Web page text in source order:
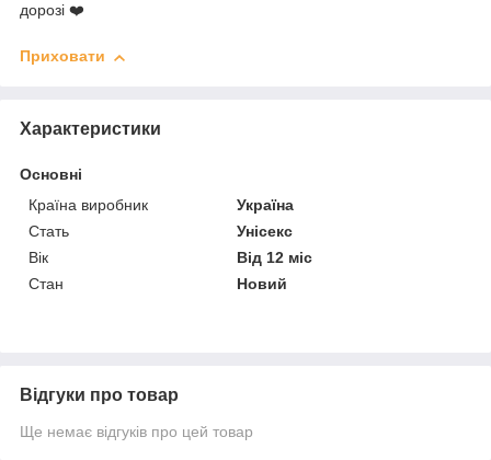
дорозі ❤️
Приховати
Характеристики
Основні
Країна виробник
Україна
Стать
Унісекс
Вік
Від 12 міс
Стан
Новий
Відгуки про товар
Ще немає відгуків про цей товар